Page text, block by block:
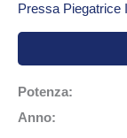
Pressa Piegatrice
Potenza:
Anno: